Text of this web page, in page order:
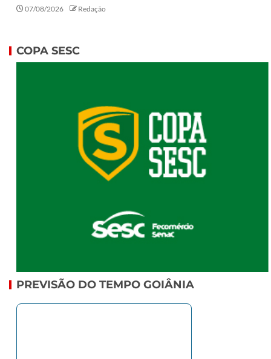
07/08/2026 Redação
COPA SESC
PREVISÃO DO TEMPO GOIÂNIA